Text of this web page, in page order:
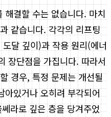
해결할 수는 없습니다. 마치
같습니다. 각각의 리프팅
달 깊이)과 작용 원리(에너
장단점을 가집니다. 따라서
경우, 특정 문제는 개선될
아있거나 오히려 부각되어
라로 깊은 층을 당겨주었